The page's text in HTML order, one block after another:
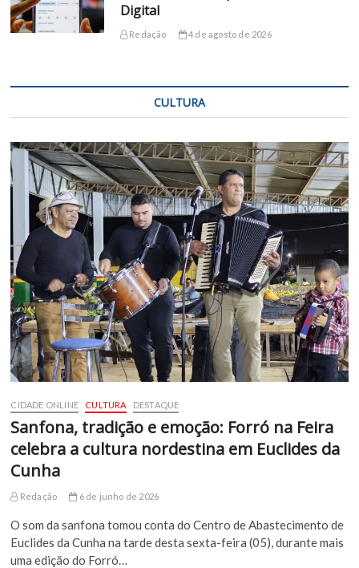
Digital
Redação 4 de agosto de 2026
CULTURA
CIDADE ONLINE CULTURA DESTAQUE
Sanfona, tradição e emoção: Forró na Feira
celebra a cultura nordestina em Euclides da
Cunha
Redação 6 de junho de 2026
O som da sanfona tomou conta do Centro de Abastecimento de
Euclides da Cunha na tarde desta sexta-feira (05), durante mais
uma edição do Forró…